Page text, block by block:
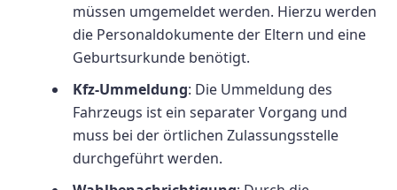
müssen umgemeldet werden. Hierzu werden
die Personaldokumente der Eltern und eine
Geburtsurkunde benötigt.
Kfz-Ummeldung: Die Ummeldung des
Fahrzeugs ist ein separater Vorgang und
muss bei der örtlichen Zulassungsstelle
durchgeführt werden.